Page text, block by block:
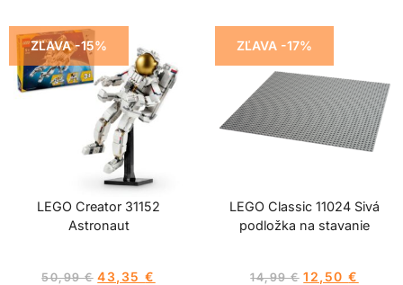
ZĽAVA -15%
LEGO Creator 31152
Astronaut
50,99€ 43,35€
ZĽAVA -17%
LEGO Classic 11024 Sivá
podložka na stavanie
14,99€ 12,50€